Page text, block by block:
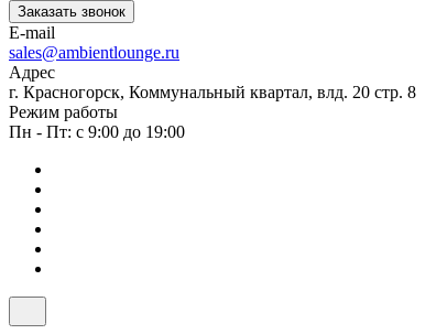
Заказать звонок
E-mail
sales@ambientlounge.ru
Адрес
г. Красногорск, Коммунальный квартал, влд. 20 стр. 8
Режим работы
Пн - Пт: с 9:00 до 19:00